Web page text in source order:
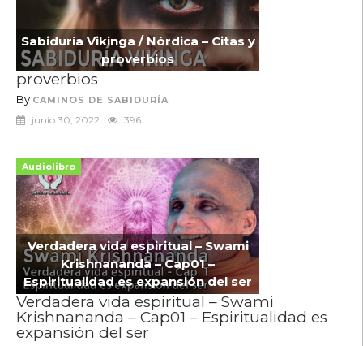
Sabiduría Vikinga / Nórdica – Citas y
proverbios
proverbios
By CAMINOS DE SABIDURÍA
junio 30, 2022 396
Audiolibro
Verdadera vida espiritual – Swami
Krishnananda – Cap01 –
Espiritualidad es expansión del ser
Verdadera vida espiritual – Swami
Krishnananda – Cap01 – Espiritualidad es
expansión del ser